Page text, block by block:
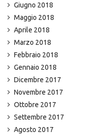
Giugno 2018
Maggio 2018
Aprile 2018
Marzo 2018
Febbraio 2018
Gennaio 2018
Dicembre 2017
Novembre 2017
Ottobre 2017
Settembre 2017
Agosto 2017